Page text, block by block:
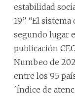
estabilidad
19”. “El
segundo lugar
publicación
Numbeo de
entre los 95
´Índice de